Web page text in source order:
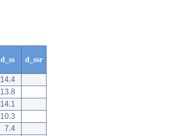
d_ss d_ssr
14.4
13.8
14.1
10.3
7.4